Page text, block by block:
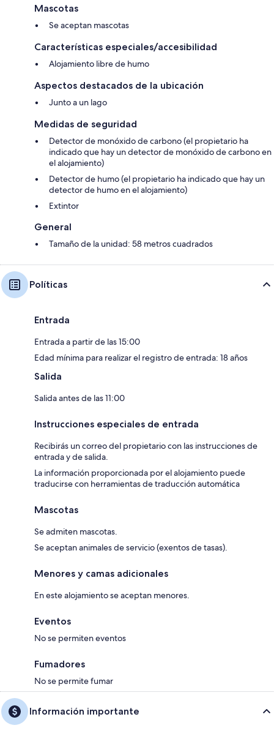
Mascotas
Se aceptan mascotas
Características especiales/accesibilidad
Alojamiento libre de humo
Aspectos destacados de la ubicación
Junto a un lago
Medidas de seguridad
Detector de monóxido de carbono (el propietario ha
indicado que hay un detector de monóxido de carbono en
el alojamiento)
Detector de humo (el propietario ha indicado que hay un
detector de humo en el alojamiento)
Extintor
General
Tamaño de la unidad: 58 metros cuadrados
Políticas
Entrada
Entrada a partir de las 15:00
Edad mínima para realizar el registro de entrada: 18 años
Salida
Salida antes de las 11:00
Instrucciones especiales de entrada
Recibirás un correo del propietario con las instrucciones de
entrada y de salida.
La información proporcionada por el alojamiento puede
traducirse con herramientas de traducción automática
Mascotas
Se admiten mascotas.
Se aceptan animales de servicio (exentos de tasas).
Menores y camas adicionales
En este alojamiento se aceptan menores.
Eventos
No se permiten eventos
Fumadores
No se permite fumar
Información importante